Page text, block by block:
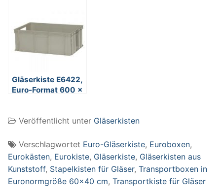
Stielgläsern
Nutzhöhe 50-95
mm
Gläserkiste E6422,
Euro-Format 600 x
195 mm, bei
Nutzhöhe 135-180
mm
Veröffentlicht unter Gläserkisten
Verschlagwortet Euro-Gläserkiste, Euroboxen,
Eurokästen, Eurokiste, Gläserkiste, Gläserkisten aus
Kunststoff, Stapelkisten für Gläser, Transportboxen in
Euronormgröße 60x40 cm, Transportkiste für Gläser